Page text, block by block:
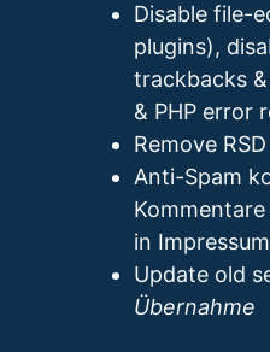
Disable file-
plugins),
trackbacks
& PHP error
Remove
Anti-Spam
in
Update old
Übernahme